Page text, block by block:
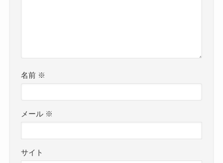
名前 ※
メール ※
サイト